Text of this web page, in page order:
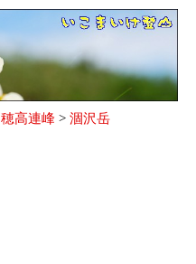
穂高連峰 > 涸沢岳